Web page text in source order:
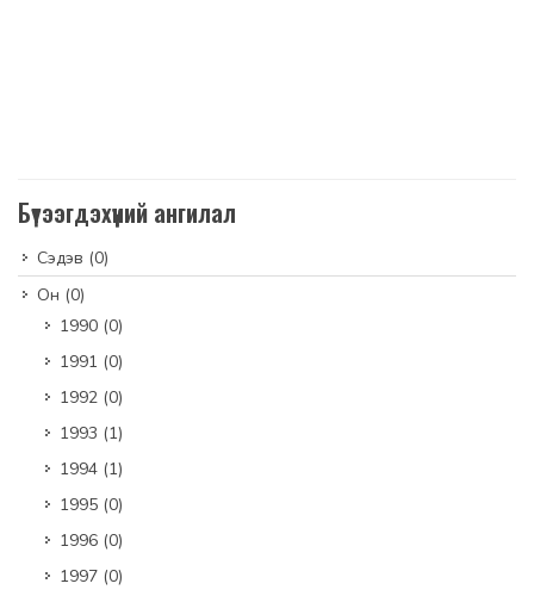
Бүтээгдэхүүний ангилал
Сэдэв (0)
Он (0)
1990 (0)
1991 (0)
1992 (0)
1993 (1)
1994 (1)
1995 (0)
1996 (0)
1997 (0)